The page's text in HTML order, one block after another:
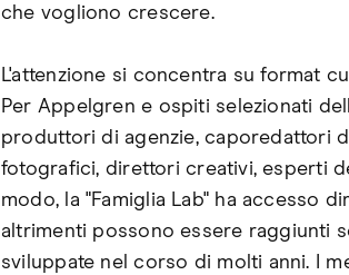
che vogliono crescere.
L'attenzione si concentra su format
Per Appelgren e ospiti selezionati
produttori di agenzie, caporedattori
fotografici, direttori creativi, esperti
modo, la "Famiglia Lab" ha accesso
altrimenti possono essere raggiunti
sviluppate nel corso di molti anni. I